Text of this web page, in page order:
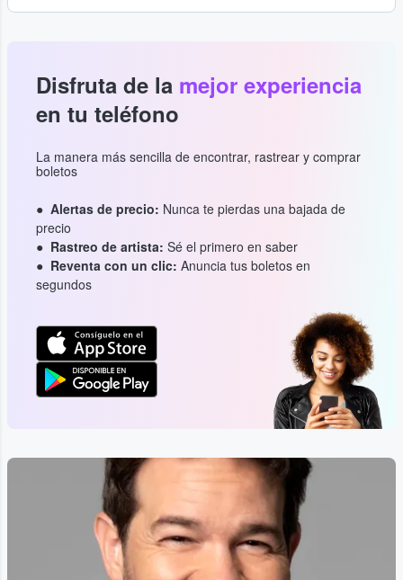
Disfruta de la mejor experiencia
en tu teléfono
La manera más sencilla de encontrar, rastrear y comprar
boletos
Alertas de precio: Nunca te pierdas una bajada de
precio
Rastreo de artista: Sé el primero en saber
Reventa con un clic: Anuncia tus boletos en
segundos